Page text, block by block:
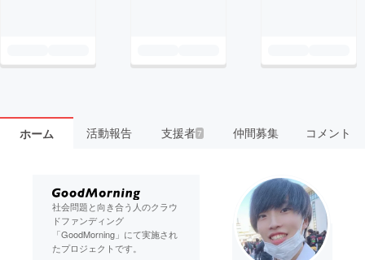
ホーム 活動報告 支援者7 仲間募集 コメント
社会問題と向き合う人のクラウ
ドファンディング
「GoodMorning」にて実施され
たプロジェクトです。